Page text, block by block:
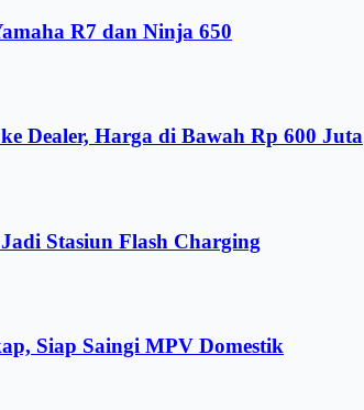
R7 dan Ninja 650
Dealer, Harga di Bawah Rp 600 Juta
Stasiun Flash Charging
Siap Saingi MPV Domestik